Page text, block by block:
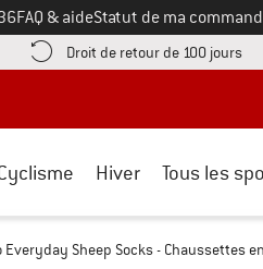
au
FAQ & aideStatut de ma
Ouvre une boîte d'information
Droit de retour de 100 jours
Hiver Tous les
Everyday Sheep Socks - Chaussettes